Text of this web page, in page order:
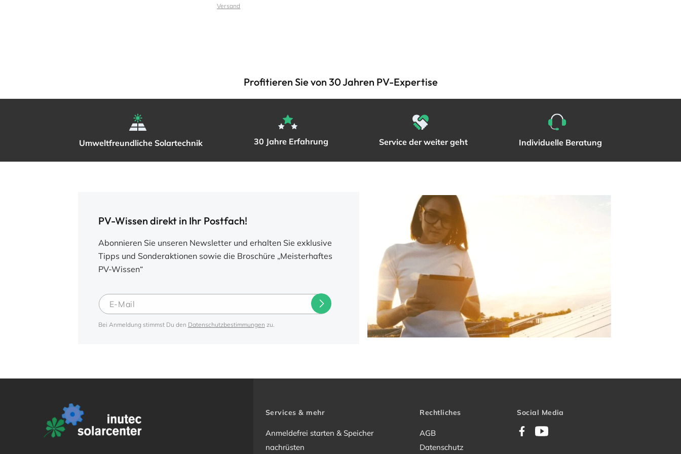
Versand
Profitieren Sie von 30 Jahren PV-Expertise
Umweltfreundliche Solartechnik 30 Jahre Erfahrung Service der weiter geht Individuelle Beratung
PV-Wissen direkt in Ihr Postfach!
Abonnieren Sie unseren Newsletter und erhalten Sie exklusive
Tipps und Sonderaktionen sowie die Broschüre „Meisterhaftes
PV-Wissen“
Bei Anmeldung stimmst Du den Datenschutzbestimmungen zu.
Services & mehr
Anmeldefrei starten & Speicher
nachrüsten
Rechtliches
AGB
Datenschutz
Social Media
Facebook
YouTube